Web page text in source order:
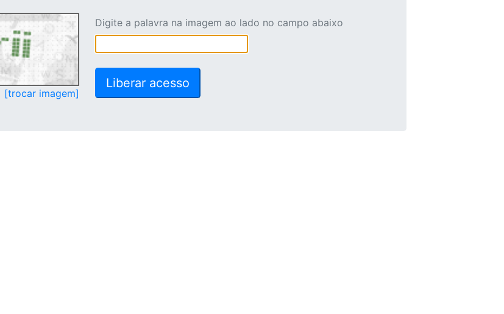
[trocar imagem]
Digite a palavra na imagem ao lado no campo abaixo